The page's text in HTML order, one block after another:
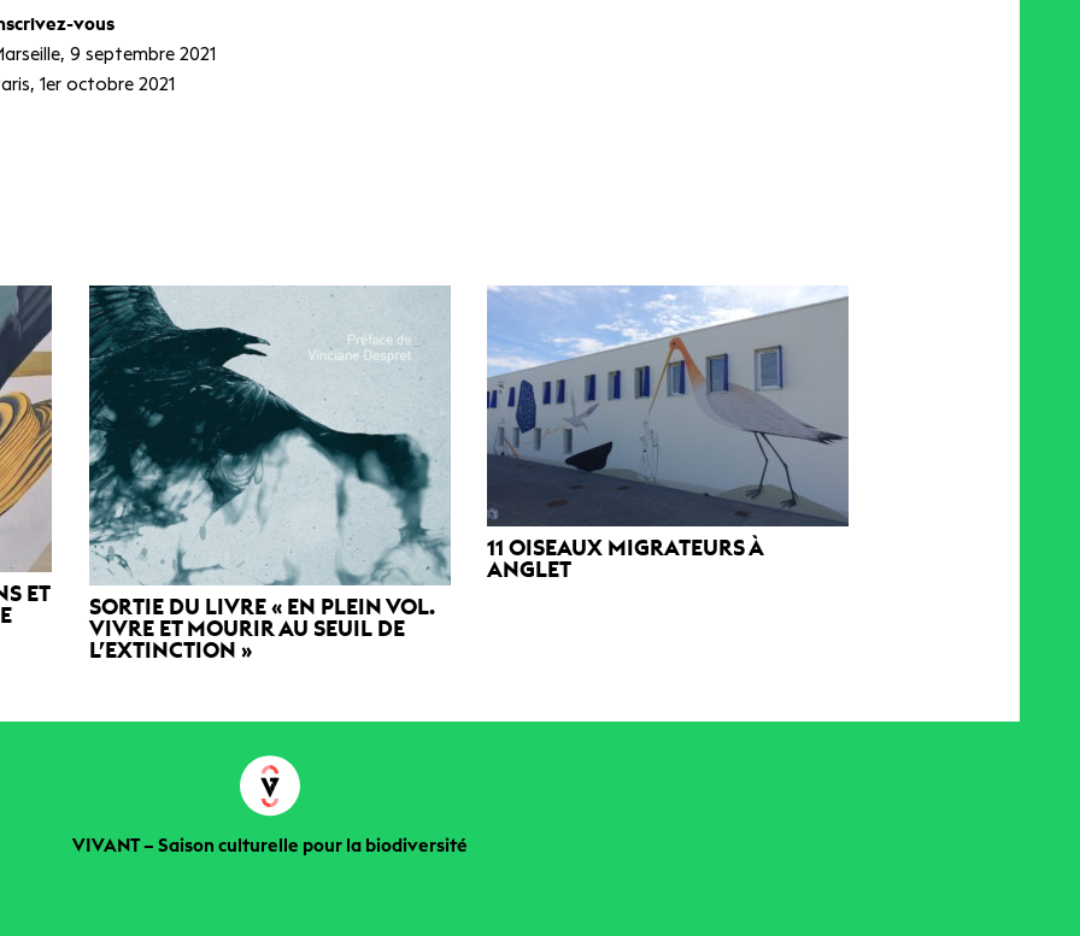
vous
9 septembre 2021
1er octobre 2021
ET
SORTIE DU LIVRE « EN PLEIN VOL.
VIVRE ET MOURIR AU SEUIL DE
L’EXTINCTION »
11 OISEAUX MIGRATEURS À
ANGLET
VIVANT – Saison culturelle pour la biodiversité